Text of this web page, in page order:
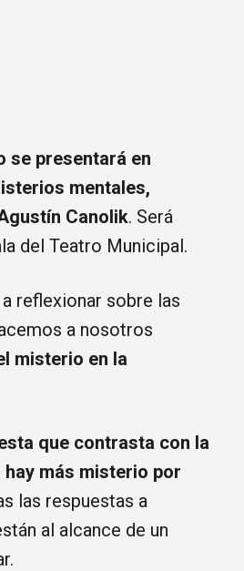
se presentará en
mentales,
Canolik. Será
del Teatro Municipal.
reflexionar sobre las
a nosotros
misterio en la
que contrasta con la
más misterio por
las respuestas a
al alcance de un